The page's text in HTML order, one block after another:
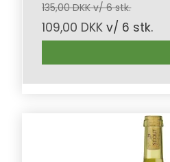
135,00 DKK v/ 6 stk.
109,00 DKK v/ 6 stk.